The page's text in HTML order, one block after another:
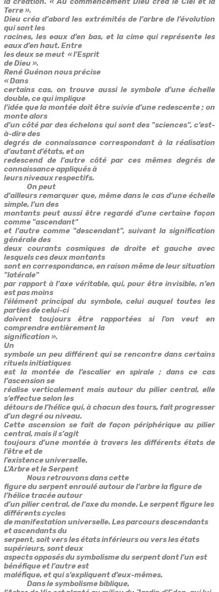
Terre ».
Dieu créa d’abord les extrémités de l’arbre de l’évolution
qui sont les
racines, les eaux d’en bas, et la cime qui représente les
eaux d’en haut. Entre
les deux se meut « l’Esprit
de Dieu ».
René Guénon nous précise
« Dans
certains cas, on trouve aussi le symbole d’une échelle
double, ce qui implique
l’idée que la montée doit être suivie d’une redescente ; on
monte alors
d’un côté par des échelons qui sont des "sciences", c’est-
à-dire des
degrés de connaissance correspondant à la réalisation
d’autant d’états, et on
redescend de l’autre côté par ces mêmes degrés de
connaissance appliqués à
leurs niveaux respectifs.
On peut
d’ailleurs remarquer que, même dans le cas d’une échelle
simple, l’un des
montants peut aussi être regardé d’une certaine façon
comme "ascendant"
et l’autre comme "descendant", suivant la signification
générale des
deux courants cosmiques de droite et gauche avec
lesquels ces deux montants
sont en correspondance, en raison même de leur situation
"latérale"
par rapport à l’axe véritable, qui, pour être invisible, n’en
est pas moins
l’élément principal du symbole, celui auquel toutes les
parties de celui-ci
doivent toujours être rapportées si l’on veut en
comprendre entièrement la
signification ».
Un
symbole un peu différent qui se rencontre dans certains
rituels initiatiques
est la montée de l’escalier en spirale ; dans ce cas
l’ascension se
réalise verticalement mais autour du pilier central, elle
s’effectue selon les
détours de l’hélice qui, à chacun des tours, fait progresser
d’un degré ou niveau.
Cette ascension se fait de façon périphérique au pilier
central, mais il s’agit
toujours d’une montée à travers les différents états de
l’être et de
l’existence universelle.
L’Arbre et le Serpent
Nous retrouvons dans cette
figure du serpent enroulé autour de l’arbre la figure de
l’hélice tracée autour
d’un pilier central, de l’axe du monde. Le serpent figure les
différents cycles
de manifestation universelle. Les parcours descendants
et ascendants du
serpent, soit vers les états inférieurs ou vers les états
supérieurs, sont deux
aspects opposés du symbolisme du serpent dont l’un est
bénéfique et l’autre est
maléfique, et qui s’expliquent d’eux-mêmes.
Dans le symbolisme biblique,